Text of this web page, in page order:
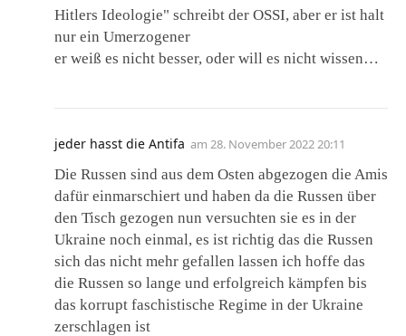
Hitlers Ideologie" schreibt der OSSI, aber er ist halt
nur ein Umerzogener
er weiß es nicht besser, oder will es nicht wissen…
jeder hasst die Antifa am 28. November 2022 20:11
Die Russen sind aus dem Osten abgezogen die Amis
dafür einmarschiert und haben da die Russen über
den Tisch gezogen nun versuchten sie es in der
Ukraine noch einmal, es ist richtig das die Russen
sich das nicht mehr gefallen lassen ich hoffe das
die Russen so lange und erfolgreich kämpfen bis
das korrupt faschistische Regime in der Ukraine
zerschlagen ist